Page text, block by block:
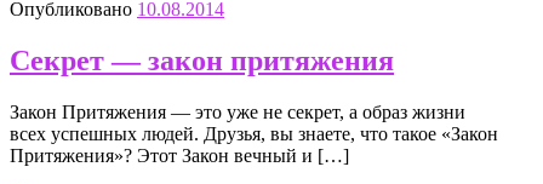
Опубликовано 10.08.2014
Секрет — закон притяжения
Закон Притяжения — это уже не секрет, а образ жизни
всех успешных людей. Друзья, вы знаете, что такое «Закон
Притяжения»? Этот Закон вечный и […]